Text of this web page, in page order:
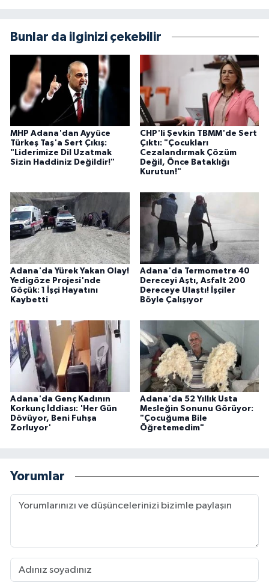
Bunlar da ilginizi çekebilir
MHP Adana'dan Ayyüce
Türkeş Taş'a Sert Çıkış:
"Liderimize Dil Uzatmak
Sizin Haddiniz Değildir!"
CHP'li Şevkin TBMM'de Sert
Çıktı: "Çocukları
Cezalandırmak Çözüm
Değil, Önce Bataklığı
Kurutun!"
Adana'da Yürek Yakan Olay!
Yedigöze Projesi'nde
Göçük: 1 İşçi Hayatını
Kaybetti
Adana'da Termometre 40
Dereceyi Aştı, Asfalt 200
Dereceye Ulaştı! İşçiler
Böyle Çalışıyor
Adana'da Genç Kadının
Korkunç İddiası: 'Her Gün
Dövüyor, Beni Fuhşa
Zorluyor'
Adana'da 52 Yıllık Usta
Mesleğin Sonunu Görüyor:
"Çocuğuma Bile
Öğretemedim"
Yorumlar